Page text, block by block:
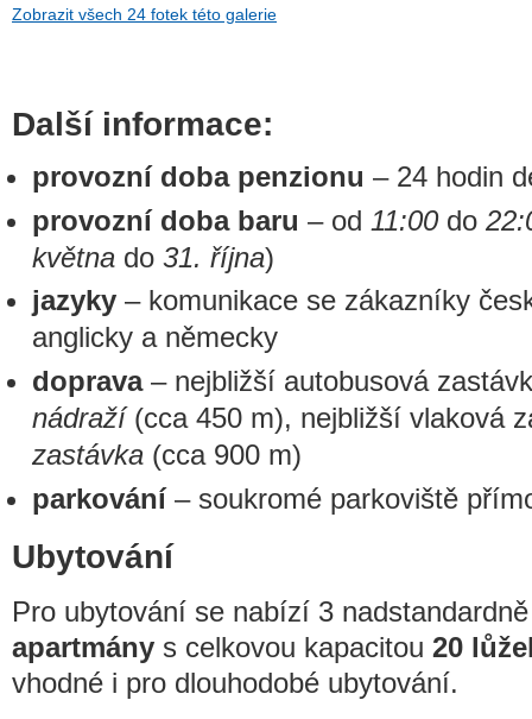
Zobrazit všech 24 fotek této galerie
Další informace:
provozní doba penzionu – 24 hodin
provozní doba baru – od 11:00do
května do31. října)
jazyky – komunikace se zákazníky
anglicky a německy
doprava– nejbližší autobusová
nádraží(cca 450 m), nejbližší vlaková
zastávka (cca 900 m)
parkování– soukromé parkoviště
Ubytování
Pro ubytování se nabízí 3
apartmány s celkovou kapacitou 20
vhodné i pro dlouhodobé ubytování.